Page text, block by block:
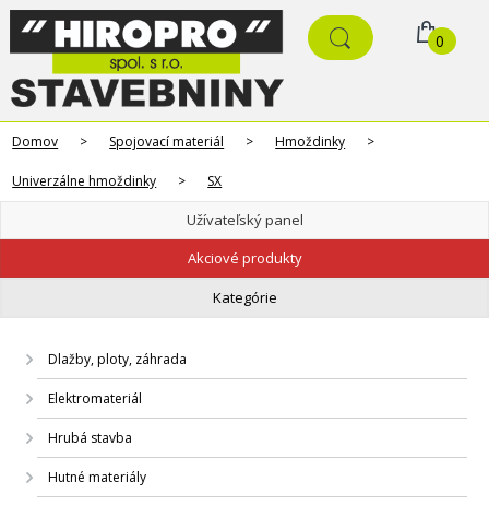
0
Domov > Spojovací materiál > Hmoždinky >
Univerzálne hmoždinky > SX
Užívateľský panel
Akciové produkty
Kategórie
Dlažby, ploty, záhrada
Elektromateriál
Hrubá stavba
Hutné materiály